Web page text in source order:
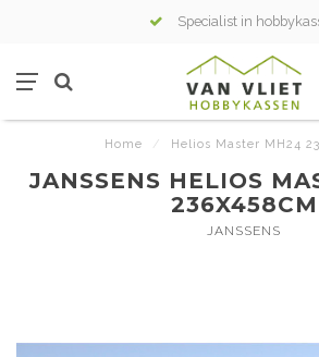
Specialist in
Home / Helios Master MH24
JANSSENS HELIOS
236X458CM
JANSSENS